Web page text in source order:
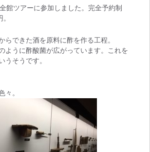
館ツアーに参加しました。完全予約制
らできた酒を原料に酢を作る工程。
ように酢酸菌が広がっています。これを
うそうです。
々。